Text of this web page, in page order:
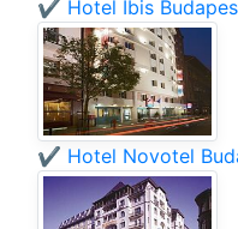
✔️ Hotel Ibis
✔️ Hotel Novotel